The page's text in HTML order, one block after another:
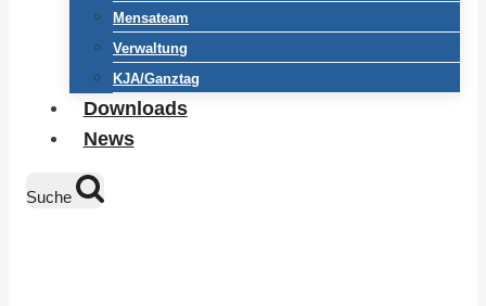
Mensateam
Verwaltung
KJA/Ganztag
Downloads
News
Suche